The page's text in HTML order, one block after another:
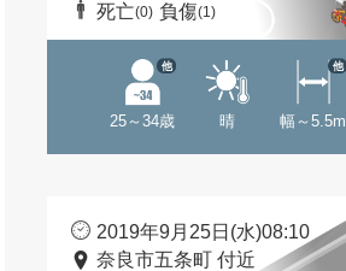
死亡(0) 負傷(1)
25～34歳
他
晴 幅～5.5m
他
2019年9月25日(水)08:10
奈良市五条町 付近